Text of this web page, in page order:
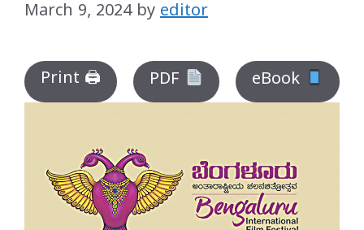
March 9, 2024 by editor
Print 🖨 PDF eBook